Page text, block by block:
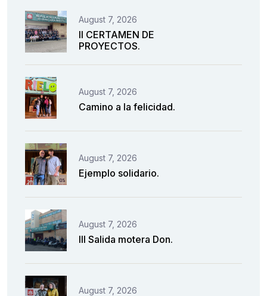
August 7, 2026
II CERTAMEN DE
PROYECTOS.
August 7, 2026
Camino a la felicidad.
August 7, 2026
Ejemplo solidario.
August 7, 2026
III Salida motera Don.
August 7, 2026